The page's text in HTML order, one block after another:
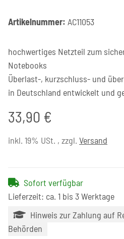
Artikelnummer: AC11053
hochwertiges Netzteil zum
Notebooks
Überlast-, kurzschluss- und
in Deutschland entwickelt und
33,90 €
inkl. 19% USt. , zzgl. Versand
Sofort verfügbar
Lieferzeit: ca. 1 bis 3 Werktage
Hinweis zur Zahlung auf
Behörden